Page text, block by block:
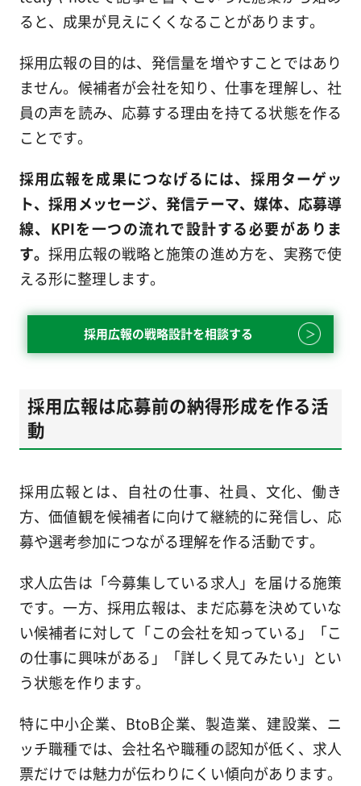
ると、成果が見えにくくなることがあります。
採用広報の目的は、発信量を増やすことではあり
ません。候補者が会社を知り、仕事を理解し、社
員の声を読み、応募する理由を持てる状態を作る
ことです。
採用広報を成果につなげるには、採用ターゲッ
ト、採用メッセージ、発信テーマ、媒体、応募導
線、KPIを一つの流れで設計する必要がありま
す。採用広報の戦略と施策の進め方を、実務で使
える形に整理します。
採用広報の戦略設計を相談する
採用広報は応募前の納得形成を作る活
動
採用広報とは、自社の仕事、社員、文化、働き
方、価値観を候補者に向けて継続的に発信し、応
募や選考参加につながる理解を作る活動です。
求人広告は「今募集している求人」を届ける施策
です。一方、採用広報は、まだ応募を決めていな
い候補者に対して「この会社を知っている」「こ
の仕事に興味がある」「詳しく見てみたい」とい
う状態を作ります。
特に中小企業、BtoB企業、製造業、建設業、ニ
ッチ職種では、会社名や職種の認知が低く、求人
票だけでは魅力が伝わりにくい傾向があります。